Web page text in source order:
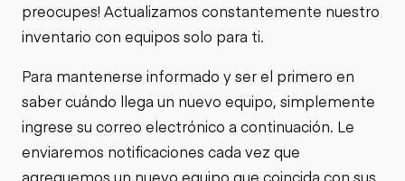
preocupes! Actualizamos constantemente nuestro
inventario con equipos solo para ti.
Para mantenerse informado y ser el primero en
saber cuándo llega un nuevo equipo, simplemente
ingrese su correo electrónico a continuación. Le
enviaremos notificaciones cada vez que
agreguemos un nuevo equipo que coincida con sus